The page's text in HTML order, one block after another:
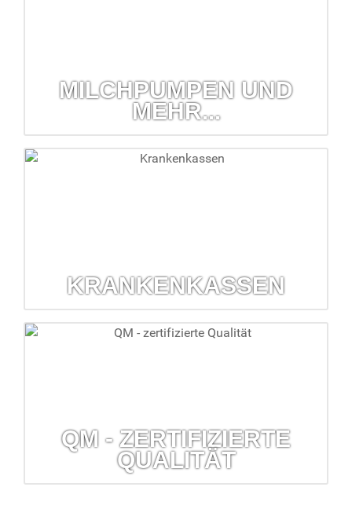
MILCHPUMPEN UND
MEHR...
Milchpumpen und mehr...
KRANKENKASSEN
Krankenkassen
QM - ZERTIFIZIERTE
QUALITÄT